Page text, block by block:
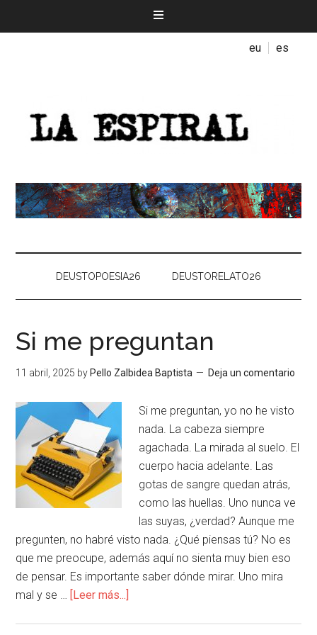
eu es
DEUSTOPOESIA26 DEUSTORELATO26
Si me preguntan
11 abril, 2025 by Pello Zalbidea Baptista Deja un comentario
Si me preguntan, yo no he visto
nada. La cabeza siempre
agachada. La mirada al suelo. El
cuerpo hacia adelante. Las
gotas de sangre quedan atrás,
como las huellas. Uno nunca ve
las suyas, ¿verdad? Aunque me
pregunten, no habré visto nada. ¿Qué piensas tú? No es
que me preocupe, además aquí no sienta muy bien eso
de pensar. Es importante saber dónde mirar. Uno mira
mal y se … [Leer más...]